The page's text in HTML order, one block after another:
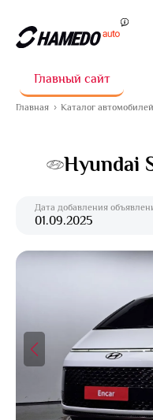
Главный сайт
Главная Каталог
Hyundai
Дата добавления
01.09.2025